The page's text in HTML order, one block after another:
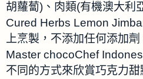
胡蘿蔔)、肉類(有機澳大利
Cured Herbs Lemon
上烹製，不添加任何添加
Master chocoChef
不同的方式來欣賞巧克力甜